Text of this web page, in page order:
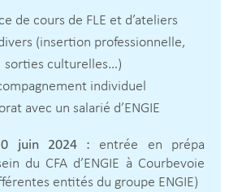
de cours de FLE et d’ateliers
(insertion professionnelle,
sorties culturelles…)
individuel
avec un salarié d’ENGIE
juin 2024 : entrée en prépa
du CFA d’ENGIE à Courbevoie
entités du groupe ENGIE)